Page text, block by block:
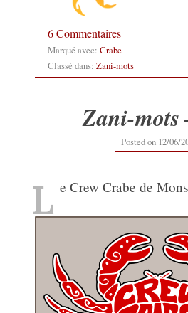
6 Commentaires
Marqué avec: Crabe
Classé dans: Zani-mots
Zani-mots
Posted on 12/06/
L e Crew Crabe de